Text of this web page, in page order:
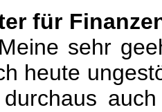
für
sehr
heute